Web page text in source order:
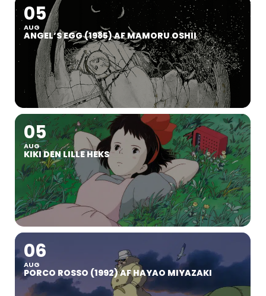
05
AUG
ANGEL’S EGG (1985) AF MAMORU OSHII
05
AUG
KIKI DEN LILLE HEKS
06
AUG
PORCO ROSSO (1992) AF HAYAO MIYAZAKI